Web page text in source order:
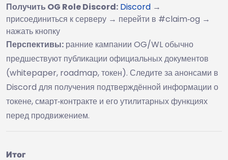
Получить OG Role Discord: Discord →
присоединиться к серверу → перейти в #claim‑og →
нажать кнопку
Перспективы: ранние кампании OG/WL обычно
предшествуют публикации официальных документов
(whitepaper, roadmap, токен). Следите за анонсами в
Discord для получения подтверждённой информации о
токене, смарт‑контракте и его утилитарных функциях
перед продвижением.
Итог